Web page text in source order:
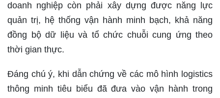
doanh nghiệp còn phải xây dựng được năng lực
quản trị, hệ thống vận hành minh bạch, khả năng
đồng bộ dữ liệu và tổ chức chuỗi cung ứng theo
thời gian thực.
Đáng chú ý, khi dẫn chứng về các mô hình logistics
thông minh tiêu biểu đã đưa vào vận hành trong